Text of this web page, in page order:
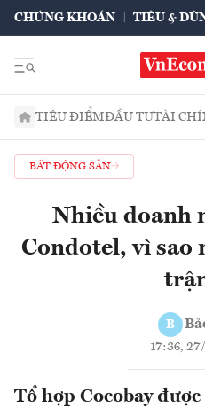
CHỨNG KHOÁN TIÊU &
TIÊU ĐIỂMĐẦU TƯTÀI
BẤT ĐỘNG SẢN
Nhiều doanh
Condotel, vì sao
B
17:36,
Tổ hợp Cocobay